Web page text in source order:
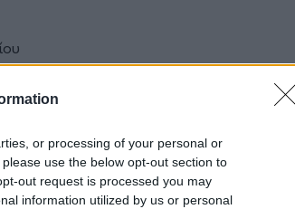
or processing of your personal or
use the below opt-out section to
out request is processed you may
information utilized by us or personal
8
να
την